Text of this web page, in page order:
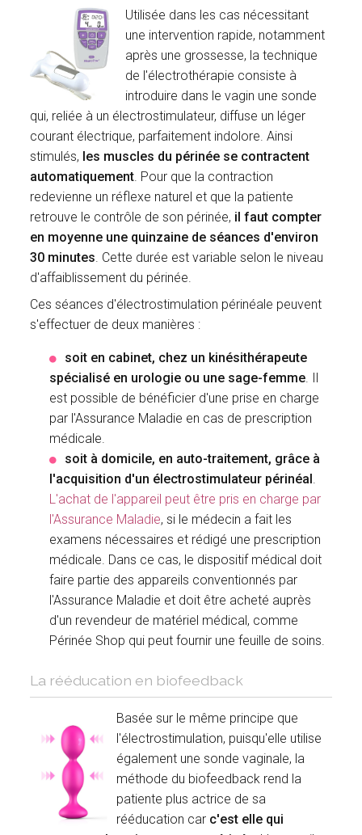
Utilisée dans les cas nécessitant
une intervention rapide, notamment
après une grossesse, la technique
de l'électrothérapie consiste à
introduire dans le vagin une sonde
qui, reliée à un électrostimulateur, diffuse un léger
courant électrique, parfaitement indolore. Ainsi
stimulés, les muscles du périnée se contractent
automatiquement . Pour que la contraction
redevienne un réflexe naturel et que la patiente
retrouve le contrôle de son périnée, il faut compter
en moyenne une quinzaine de séances d'environ
30 minutes Cette durée est variable selon le niveau
d'affaiblissement du périnée.
Ces séances d'électrostimulation périnéale peuvent
s'effectuer de deux manières :
soit en cabinet, chez un kinésithérapeute
spécialisé en urologie ou une sage-femme . Il
est possible de bénéficier d'une prise en charge
par l'Assurance Maladie en cas de prescription
médicale.
soit à domicile, en auto-traitement, grâce à
l'acquisition d'un électrostimulateur périnéal
L'achat de l'appareil peut être pris en charge par
l'Assurance Maladie, si le médecin a fait les
examens nécessaires et rédigé une prescription
médicale. Dans ce cas, le dispositif médical doit
faire partie des appareils conventionnés par
l'Assurance Maladie et doit être acheté auprès
d'un revendeur de matériel médical, comme
Périnée Shop qui peut fournir une feuille de soins.
La rééducation en biofeedback
Basée sur le même principe que
l'électrostimulation, puisqu'elle utilise
également une sonde vaginale, la
méthode du biofeedback rend la
patiente plus actrice de sa
rééducation car c'est elle qui